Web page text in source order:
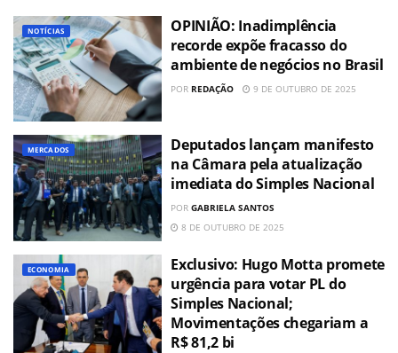
NOTÍCIAS
OPINIÃO: Inadimplência
recorde expõe fracasso do
ambiente de negócios no Brasil
POR REDAÇÃO 9 DE OUTUBRO DE 2025
MERCADOS
Deputados lançam manifesto
na Câmara pela atualização
imediata do Simples Nacional
POR GABRIELA SANTOS
8 DE OUTUBRO DE 2025
ECONOMIA
Exclusivo: Hugo Motta promete
urgência para votar PL do
Simples Nacional;
Movimentações chegariam a
R$ 81,2 bi